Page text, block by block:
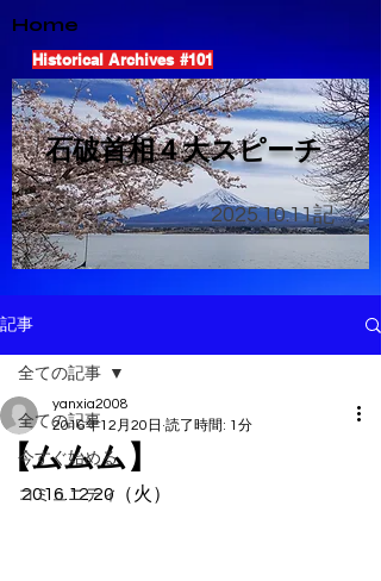
Home
Historical Archives #101
​石破首相４大スピーチ
2025.10.11記
記事
全ての記事
今すぐ始める
コミュニティ
全ての記事
【ムムム】
yanxia2008
2016年12月20日 読了時間: 1分
2016.12.20（火）